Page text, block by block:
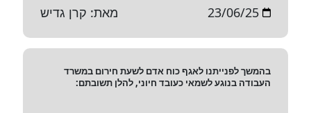
23/06/25 מאת: קרן גדיש
בהמשך לפנייתנו לאגף כוח אדם לשעת חירום במשרד
העבודה בנוגע לשמאי כעובד חיוני, להלן תשובתם: